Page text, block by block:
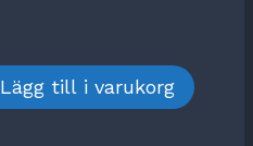
Lägg till i varukorg